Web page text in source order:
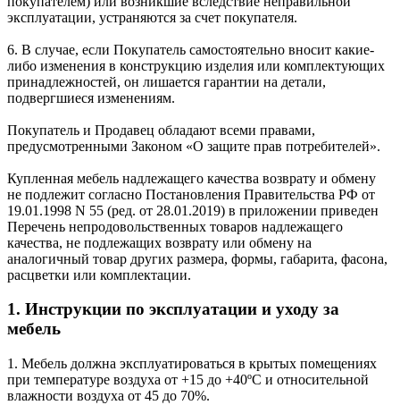
эксплуатации, устраняются за счет покупателя.
6. В случае, если Покупатель самостоятельно вносит какие-
либо изменения в конструкцию изделия или комплектующих
принадлежностей, он лишается гарантии на детали,
подвергшиеся изменениям.
Покупатель и Продавец обладают всеми правами,
предусмотренными Законом «О защите прав потребителей».
Купленная мебель надлежащего качества возврату и обмену
не подлежит согласно Постановления Правительства РФ от
19.01.1998 N 55 (ред. от 28.01.2019) в приложении приведен
Перечень непродовольственных товаров надлежащего
качества, не подлежащих возврату или обмену на
аналогичный товар других размера, формы, габарита, фасона,
расцветки или комплектации.
1. Инструкции по эксплуатации и уходу за
мебель
1. Мебель должна эксплуатироваться в крытых помещениях
при температуре воздуха от +15 до +40ºС и относительной
влажности воздуха от 45 до 70%.